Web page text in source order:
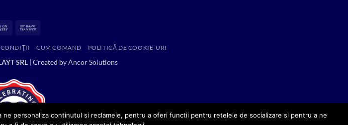
Cash
Delivery
CUM COMAND POLITICĂ DE COOKIE-URI
SRL| Created byAncor Solutions
personaliza continutul si reclamele, pentru a oferi functii pentru retelele de socializare si pentru a ne